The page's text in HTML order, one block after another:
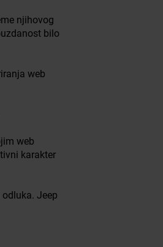
njihovog
bilo
web
web
karakter
Jeep